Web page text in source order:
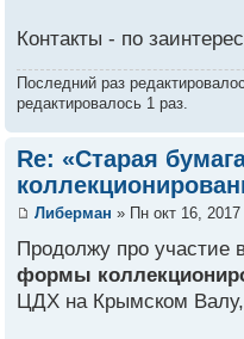
Контакты - по
Последний раз
редактировалось 1 раз.
Re: «Старая
Либерман » Пн окт 16,
Продолжу про
формы
ЦДХ на Крымском